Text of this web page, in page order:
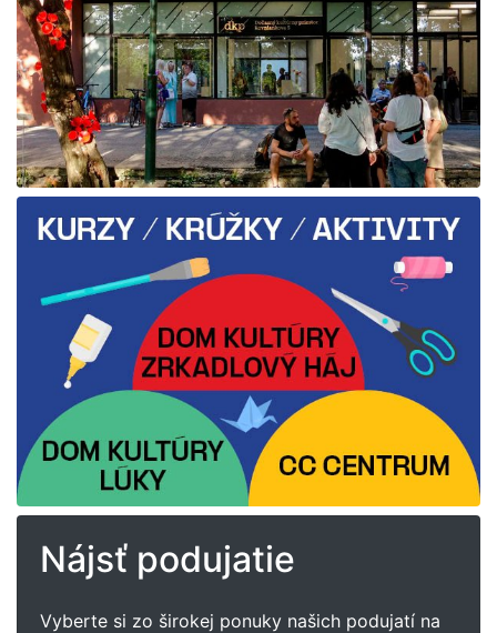
Nájsť podujatie
Vyberte si zo širokej ponuky našich podujatí na